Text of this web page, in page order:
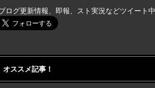
ログ更新情報、即報、スト実況などツイート中
オススメ記事！